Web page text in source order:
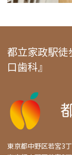
都立家政駅
口歯科』
東京都中野区若宮3